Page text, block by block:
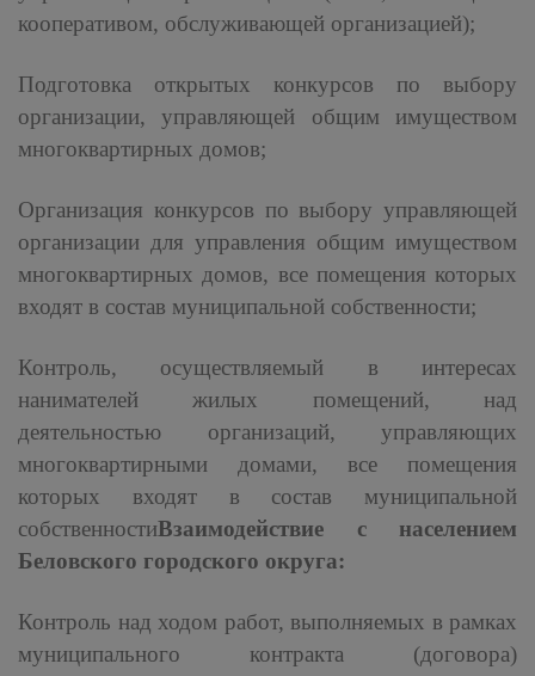
кооперативом, обслуживающей организацией);
Подготовка открытых конкурсов по выбору
организации, управляющей общим имуществом
многоквартирных домов;
Организация конкурсов по выбору управляющей
организации для управления общим имуществом
многоквартирных домов, все помещения которых
входят в состав муниципальной собственности;
Контроль, осуществляемый в интересах
нанимателей жилых помещений, над
деятельностью организаций, управляющих
многоквартирными домами, все помещения
которых входят в состав муниципальной
собственностиВзаимодействие с населением
Беловского городского округа:
Контроль над ходом работ, выполняемых в рамках
муниципального контракта (договора)